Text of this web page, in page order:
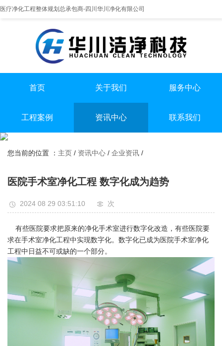
医疗净化工程整体规划总承包商-四川华川净化有限公司
提供实医疗净化整体解决方案
首页 关于我们 服务中心
手术室净化装修
实验室净化装修
工程案例
无尘车间
资讯中心 联系我们
您当前的位置 ： 主页 / 资讯中心 / 企业资讯 /
医院手术室净化工程 数字化成为趋势
2024 08 29 03:51:10 次
有些医院要求把原来的净化手术室进行数字化改造，有些医院要
求在手术室净化工程中实现数字化。数字化已成为医院手术室净化
工程中日益不可或缺的一个部分。